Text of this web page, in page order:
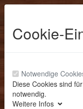
Cookie-
Notwendige
Diese Cookies sind
notwendig.
Weitere Infos